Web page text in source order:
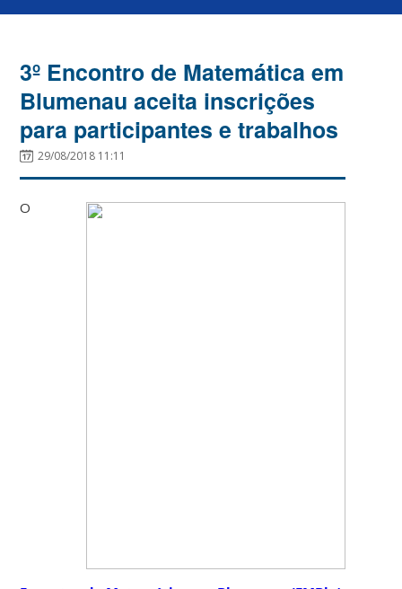
3º Encontro de Matemática em
Blumenau aceita inscrições
para participantes e trabalhos
29/08/2018 11:11
O